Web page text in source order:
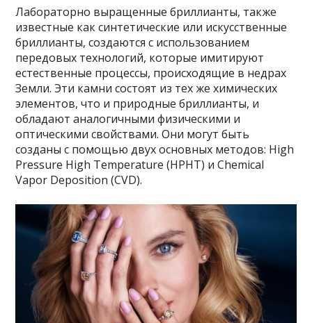
Лабораторно выращенные бриллианты, также
известные как синтетические или искусственные
бриллианты, создаются с использованием
передовых технологий, которые имитируют
естественные процессы, происходящие в недрах
Земли. Эти камни состоят из тех же химических
элементов, что и природные бриллианты, и
обладают аналогичными физическими и
оптическими свойствами. Они могут быть
созданы с помощью двух основных методов: High
Pressure High Temperature (HPHT) и Chemical
Vapor Deposition (CVD).